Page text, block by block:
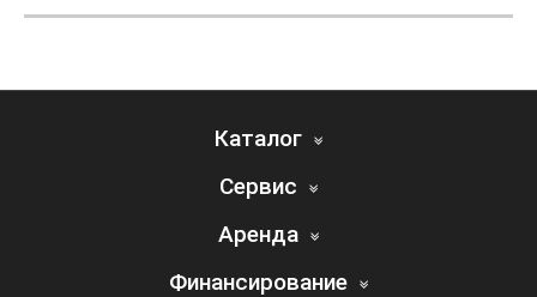
Каталог
Сервис
Аренда
Финансирование